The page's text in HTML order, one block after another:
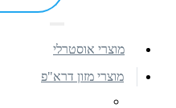
מוצרי אוסטרלי
מוצרי מזון דרא"פ